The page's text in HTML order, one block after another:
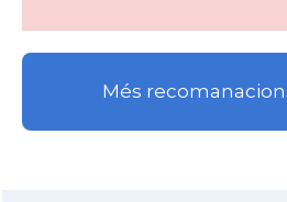
Més